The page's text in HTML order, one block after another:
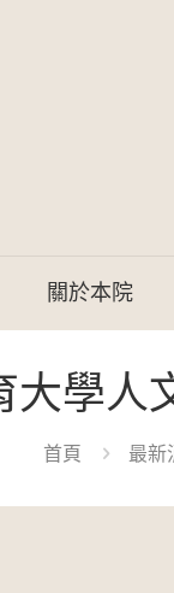
關於本院
大學人
首頁 最新